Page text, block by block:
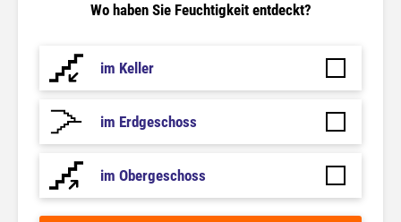
Wo haben Sie Feuchtigkeit entdeckt?
im Keller
im Erdgeschoss
im Obergeschoss